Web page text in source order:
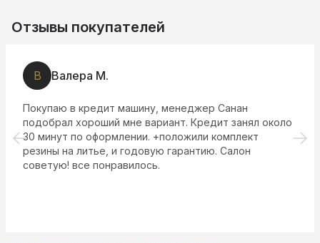
Отзывы покупателей
В Валера М.
Покупаю в кредит машину, менеджер Санан
подобрал хороший мне вариант. Кредит занял около
30 минут по оформлении. +положили комплект
резины на литье, и годовую гарантию. Салон
советую! все понравилось.